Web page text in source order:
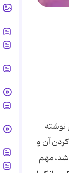
نوشته
آن و
مهم